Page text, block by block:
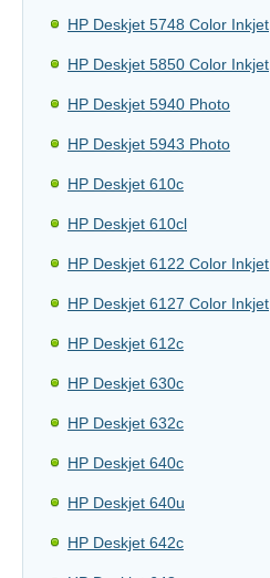
HP Deskjet 5748 Color Inkjet
HP Deskjet 5850 Color Inkjet
HP Deskjet 5940 Photo
HP Deskjet 5943 Photo
HP Deskjet 610c
HP Deskjet 610cl
HP Deskjet 6122 Color Inkjet
HP Deskjet 6127 Color Inkjet
HP Deskjet 612c
HP Deskjet 630c
HP Deskjet 632c
HP Deskjet 640c
HP Deskjet 640u
HP Deskjet 642c